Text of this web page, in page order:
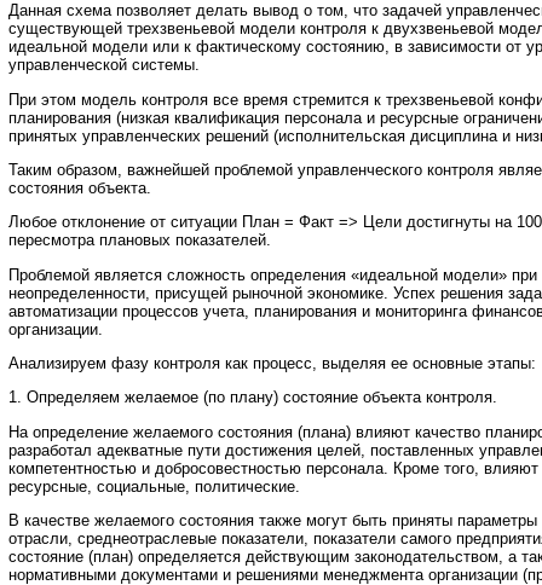
Данная схема позволяет делать вывод о том, что задачей
существующей трехзвеньевой модели контроля к двухзвеньевой
идеальной модели или к фактическому состоянию, в зависимости от
управленческой системы.
При этом модель контроля все время стремится к трехзвеньевой
планирования (низкая квалификация персонала и ресурсные
принятых управленческих решений (исполнительская дисциплина и
Таким образом, важнейшей проблемой управленческого контроля
состояния объекта.
Любое отклонение от ситуации План = Факт => Цели достигнуты на
пересмотра плановых показателей.
Проблемой является сложность определения «идеальной модели» при
неопределенности, присущей рыночной экономике. Успех решения
автоматизации процессов учета, планирования и мониторинга
организации.
Анализируем фазу контроля как процесс, выделяя ее основные этапы:
1. Определяем желаемое (по плану) состояние объекта контроля.
На определение желаемого состояния (плана) влияют качество
разработал адекватные пути достижения целей, поставленных
компетентностью и добросовестностью персонала. Кроме того,
ресурсные, социальные, политические.
В качестве желаемого состояния также могут быть приняты
отрасли, среднеотраслевые показатели, показатели самого
состояние (план) определяется действующим законодательством, а
нормативными документами и решениями менеджмента организации